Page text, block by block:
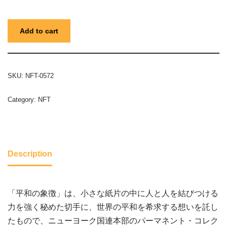
Add to cart
SKU: NFT-0572
Category: NFT
Description
「平和の象徴」は、小さな紙片の中に人と人を結びつける
力を強く秘めた切手に、世界の平和を希求する想いを託し
たもので、ニューヨーク国連本部のパーマネント・コレク